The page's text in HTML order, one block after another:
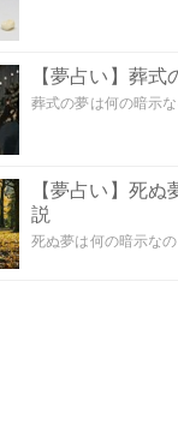
【夢占い】葬
葬式の夢は何の暗示
【夢占い】死
説
死ぬ夢は何の暗示な